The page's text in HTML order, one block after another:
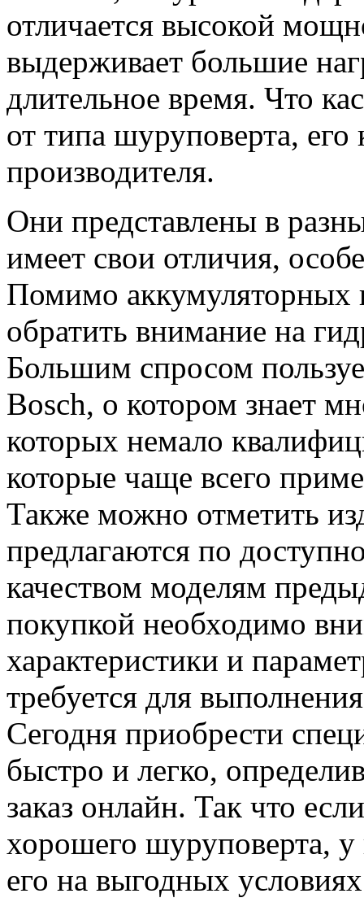
отличается высокой
выдерживает большие
длительное время. Что
от типа шуруповерта,
производителя.
Они представлены в
имеет свои отличия,
Помимо аккумуляторных
обратить внимание на
Большим спросом
Bosch, о котором знает
которых немало
которые чаще всего
Также можно отметить
предлагаются по
качеством моделям
покупкой необходимо
характеристики и
требуется для
Сегодня приобрести
быстро и легко,
заказ онлайн. Так что
хорошего шуруповерта, у
его на выгодных